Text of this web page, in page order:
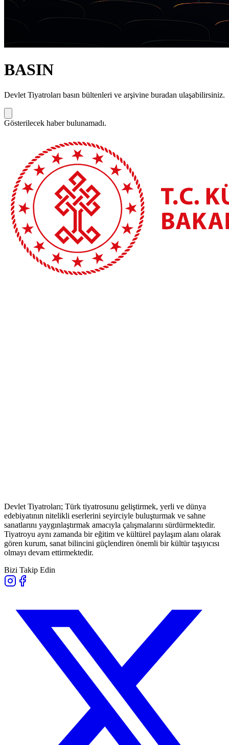
BASIN
Devlet Tiyatroları basın bültenleri ve arşivine buradan ulaşabilirsiniz.
Gösterilecek haber bulunamadı.
Devlet Tiyatroları; Türk tiyatrosunu geliştirmek, yerli ve dünya
edebiyatının nitelikli eserlerini seyirciyle buluşturmak ve sahne
sanatlarını yaygınlaştırmak amacıyla çalışmalarını sürdürmektedir.
Tiyatroyu aynı zamanda bir eğitim ve kültürel paylaşım alanı olarak
gören kurum, sanat bilincini güçlendiren önemli bir kültür taşıyıcısı
olmayı devam ettirmektedir.
Bizi Takip Edin